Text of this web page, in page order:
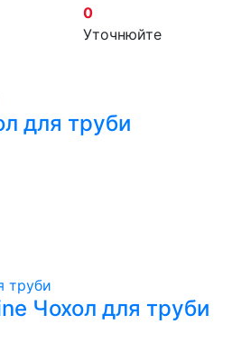
0
Уточнюйте
для труби
Чохол для труби